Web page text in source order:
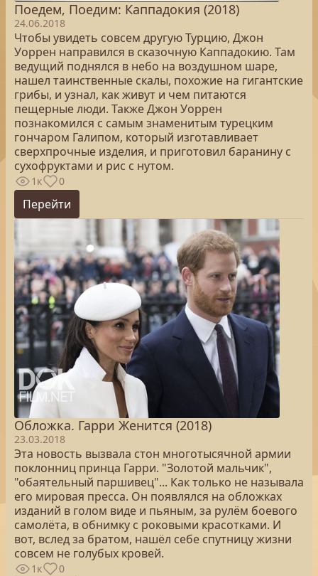
Поедем, Поедим: Каппадокия (2018)
24.06.2018
Чтобы увидеть совсем другую Турцию, Джон
Уоррен направился в сказочную Каппадокию. Там
ведущий поднялся в небо на воздушном шаре,
нашел таинственные скалы, похожие на гигантские
грибы, и узнал, как живут и чем питаются
пещерные люди. Также Джон Уоррен
познакомился с самым знаменитым турецким
гончаром Галипом, который изготавливает
сверхпрочные изделия, и приготовил баранину с
сухофруктами и рис с нутом.
1к 0
Перейти
Обложка. Гарри Женится (2018)
23.03.2018
Эта новость вызвала стон многотысячной армии
поклонниц принца Гарри. "Золотой мальчик",
"обаятельный паршивец"... Как только не называла
его мировая пресса. Он появлялся на обложках
изданий в голом виде и пьяным, за рулём боевого
самолёта, в обнимку с роковыми красотками. И
вот, вслед за братом, нашёл себе спутницу жизни
совсем не голубых кровей.
1к 0